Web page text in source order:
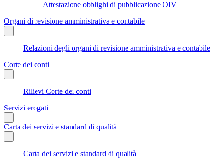
Attestazione obblighi di pubblicazione OIV
Organi di revisione amministrativa e contabile
Relazioni degli organi di revisione amministrativa e contabile
Corte dei conti
Rilievi Corte dei conti
Servizi erogati
Carta dei servizi e standard di qualità
Carta dei servizi e standard di qualità